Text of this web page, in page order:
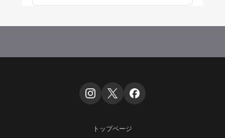
トップページ